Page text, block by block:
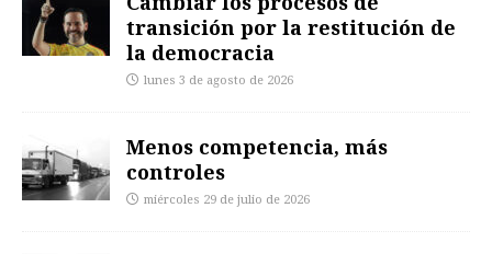
transición por la restitución de
la democracia
lunes 3 de agosto de 2026
Menos competencia, más
controles
miércoles 29 de julio de 2026